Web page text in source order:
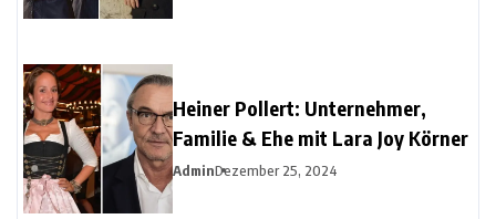
Heiner Pollert: Unternehmer,
Familie & Ehe mit Lara Joy Körner
AdminDezember 25, 2024